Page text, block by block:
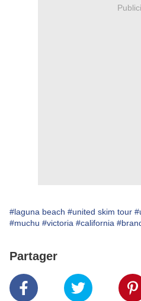
#laguna beach #united skim tour
#muchu #victoria #california
Partager